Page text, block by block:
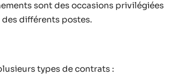
sont des occasions privilégiées
différents postes.
types de contrats :